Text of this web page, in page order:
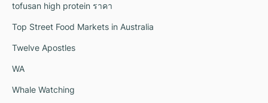
tofusan high protein ราคา
Top Street Food Markets in Australia
Twelve Apostles
WA
Whale Watching